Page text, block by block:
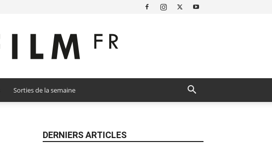
Sorties de la semaine
DERNIERS ARTICLES